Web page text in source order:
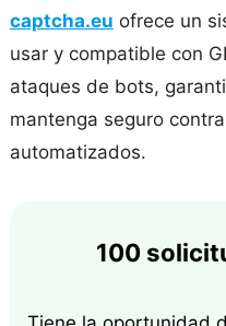
captcha.eu ofrece un
usar y compatible con
ataques de bots,
mantenga seguro
automatizados.
100